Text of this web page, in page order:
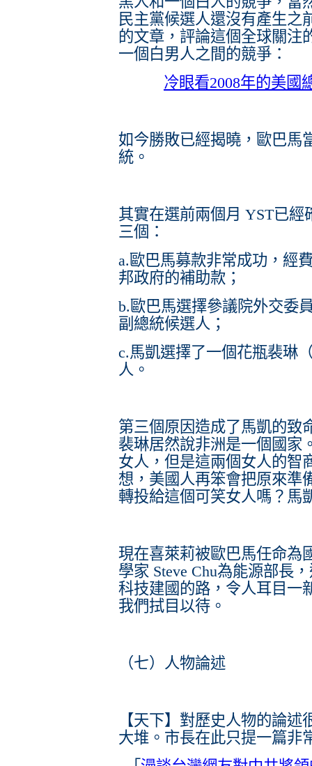
民主黨候選人還沒有產生之
的文章，評論這個全球關注
一個白男人之間的競爭：
冷眼看2008年的美國
如今勝敗已經揭曉，歐巴馬
統。
其實在選前兩個月 YST已
三個：
a.歐巴馬募款非常成功，經
邦政府的補助款；
b.歐巴馬選擇參議院外交委
副總統候選人；
c.馬凱選擇了一個花瓶裴琳
人。
第三個原因造成了馬凱的致
裴琳居然說非洲是一個國家
女人，但是這兩個女人的智
想，美國人再笨會把原來準
轉投給這個可笑女人嗎？馬
現在喜萊莉被歐巴馬任命為
學家 Steve Chu為能源部長
科技建國的路，令人耳目一
我們拭目以待。
（七）人物論述
【天下】對歷史人物的論
大堆。市長在此只提一篇非